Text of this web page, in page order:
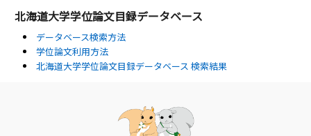
北海道大学学位論文目録データベース
データベース検索方法
学位論文利用方法
北海道大学学位論文目録データベース 検索結果